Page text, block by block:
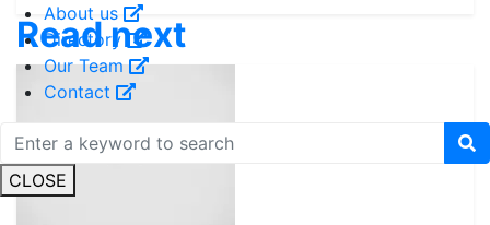
About us
Directory
Our Team
Contact
CLOSE
Read next